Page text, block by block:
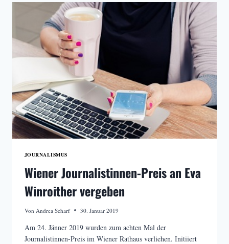
DIE
AKTUELLEN
AUFLAGENZAHLEN
VERÖFFENTLICHT
JOURNALISMUS
Wiener Journalistinnen-Preis an Eva
Winroither vergeben
Von Andrea Scharf 30. Januar 2019
Am 24. Jänner 2019 wurden zum achten Mal der
Journalistinnen-Preis im Wiener Rathaus verliehen. Initiiert